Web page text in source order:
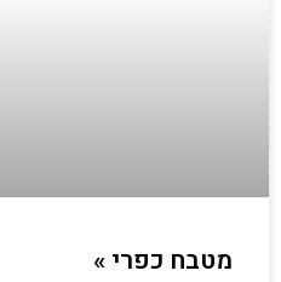
מטבח כפרי »